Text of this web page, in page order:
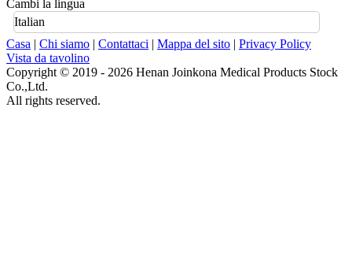
Cambi la lingua
Italian
Casa | Chi siamo | Contattaci | Mappa del sito | Privacy Policy
Vista da tavolino
Copyright © 2019 - 2026 Henan Joinkona Medical Products Stock
Co.,Ltd.
All rights reserved.